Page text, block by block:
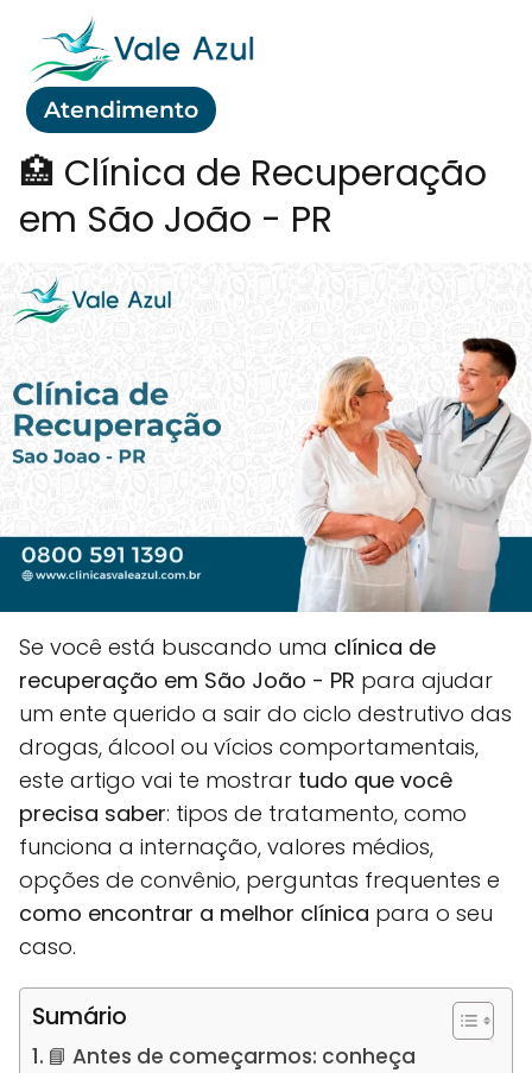
Atendimento
🏥 Clínica de Recuperação
em São João - PR
Se você está buscando uma clínica de
recuperação em São João - PR para ajudar
um ente querido a sair do ciclo destrutivo das
drogas, álcool ou vícios comportamentais,
este artigo vai te mostrar tudo que você
precisa saber: tipos de tratamento, como
funciona a internação, valores médios,
opções de convênio, perguntas frequentes e
como encontrar a melhor clínica para o seu
caso.
Sumário
📘 Antes de começarmos: conheça